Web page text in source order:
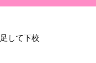
して下校